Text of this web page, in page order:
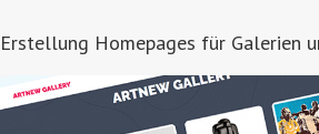
Erstellung Homepages für Galerien